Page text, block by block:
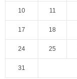
10 11
17 18
24 25
31